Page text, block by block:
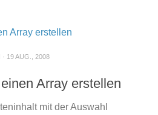
· 19 AUG., 2008
Array erstellen
mit der Auswahl